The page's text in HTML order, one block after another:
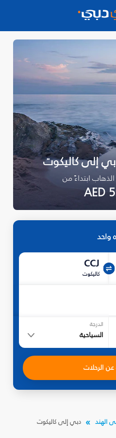
إلى كاليكوت
ابتداءً من
واحد
CCJ
كاليكوت
الدرجة
السياحية
الرحلات
الهند دبي إلى كاليكوت